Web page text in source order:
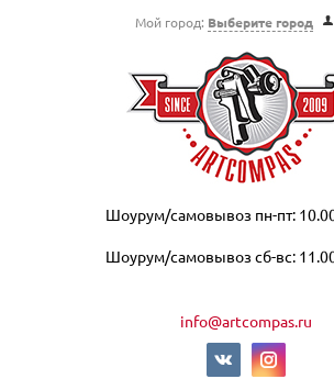
Мой город: Выберите город
Шоурум/самовывоз пн-пт:
Шоурум/самовывоз сб-вс:
info@artcompas.ru